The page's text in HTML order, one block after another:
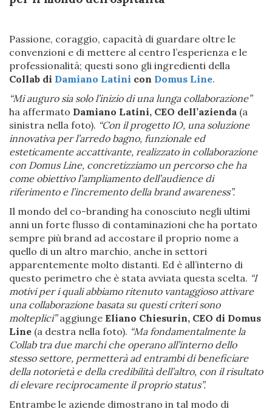
Passione, coraggio, capacità di guardare oltre le
convenzioni e di mettere al centro l’esperienza e le
professionalità; questi sono gli ingredienti della
Collab di Damiano Latini con Domus Line.
“Mi auguro sia solo l’inizio di una lunga collaborazione”
ha affermato Damiano Latini, CEO dell’azienda (a
sinistra nella foto). “Con il progetto IO, una soluzione
innovativa per l’arredo bagno, funzionale ed
esteticamente accattivante, realizzato in collaborazione
con Domus Line, concretizziamo un percorso che ha
come obiettivo l’ampliamento dell’audience di
riferimento e l’incremento della brand awareness”.
Il mondo del co-branding ha conosciuto negli ultimi
anni un forte flusso di contaminazioni che ha portato
sempre più brand ad accostare il proprio nome a
quello di un altro marchio, anche in settori
apparentemente molto distanti. Ed è all’interno di
questo perimetro che è stata avviata questa scelta. “I
motivi per i quali abbiamo ritenuto vantaggioso attivare
una collaborazione basata su questi criteri sono
molteplici”aggiunge Eliano Chiesurin, CEO di Domus
Line (a destra nella foto). “Ma fondamentalmente la
Collab tra due marchi che operano all’interno dello
stesso settore, permetterà ad entrambi di beneficiare
della notorietà e della credibilità dell’altro, con il risultato
di elevare reciprocamente il proprio status”.
Entrambe le aziende dimostrano in tal modo di